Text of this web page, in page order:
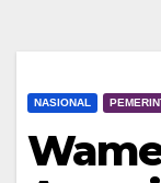
NASIONAL